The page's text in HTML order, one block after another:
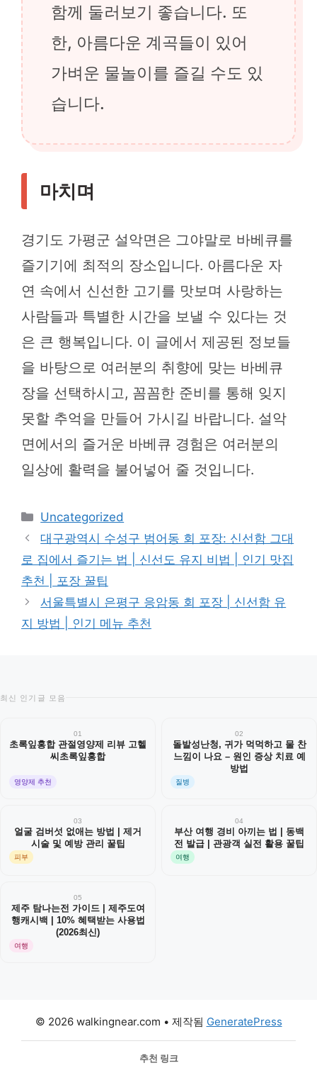
함께 둘러보기 좋습니다. 또
한, 아름다운 계곡들이 있어
가벼운 물놀이를 즐길 수도 있
습니다.
마치며
경기도 가평군 설악면은 그야말로 바베큐를
즐기기에 최적의 장소입니다. 아름다운 자
연 속에서 신선한 고기를 맛보며 사랑하는
사람들과 특별한 시간을 보낼 수 있다는 것
은 큰 행복입니다. 이 글에서 제공된 정보들
을 바탕으로 여러분의 취향에 맞는 바베큐
장을 선택하시고, 꼼꼼한 준비를 통해 잊지
못할 추억을 만들어 가시길 바랍니다. 설악
면에서의 즐거운 바베큐 경험은 여러분의
일상에 활력을 불어넣어 줄 것입니다.
카
테
고
리
Uncategorized
대구광역시 수성구 범어동 회 포장: 신선함 그대
로 집에서 즐기는 법 | 신선도 유지 비법 | 인기 맛집
추천 | 포장 꿀팁
서울특별시 은평구 응암동 회 포장 | 신선함 유
지 방법 | 인기 메뉴 추천
최신 인기글 모음
01
초록잎홍합 관절영양제 리뷰 고헬
씨초록잎홍합
영양제 추천
02
돌발성난청, 귀가 먹먹하고 물 찬
느낌이 나요 – 원인 증상 치료 예
방법
질병
03
얼굴 검버섯 없애는 방법 | 제거
시술 및 예방 관리 꿀팁
피부
04
부산 여행 경비 아끼는 법 | 동백
전 발급 | 관광객 실전 활용 꿀팁
여행
05
제주 탐나는전 가이드 | 제주도여
행캐시백 | 10% 혜택받는 사용법
(2026최신)
여행
© 2026 walkingnear.com • 제작됨 GeneratePress
추천 링크